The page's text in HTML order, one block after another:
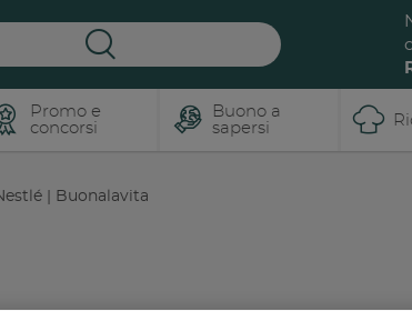
Promo e
concorsi
Buono a
sapersi
| Buonalavita